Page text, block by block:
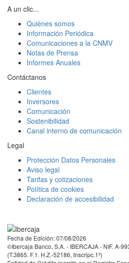
A un clic...
Quiénes somos
Información Periódica
Comunicaciones a la CNMV
Notas de Prensa
Informes Anuales
Contáctanos
Clientes
Inversores
Comunicación
Sostenibilidad
Canal interno de comunicación
Legal
Protección Datos Personales
Aviso legal
Tarifas y cotizaciones
Política de cookies
Declaración de accesibilidad
Fecha de Edición: 07/08/2026
©Ibercaja Banco, S.A. - IBERCAJA - NIF. A-
(T.3865. F.1. H.Z.-52186, Inscripc.1º)